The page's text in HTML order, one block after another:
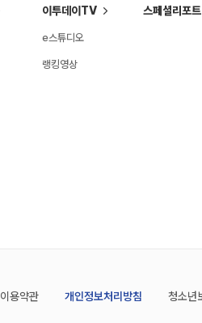
이투데이TV
e스튜디오
랭킹영상
스페셜리포트
이용약관 개인정보처리방침 청소년